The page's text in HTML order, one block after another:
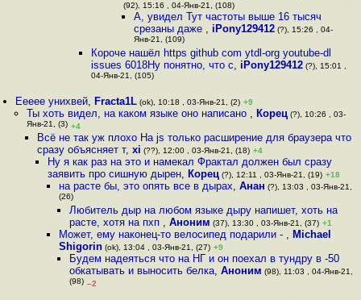
(92), 15:16 , 04-Янв-21, (108)
А, увидел Тут частоты выше 16 тысяч
срезаны даже , iPony129412(?), 15:26 , 04-
Янв-21, (109)
Короче нашёл https github com ytdl-org youtube-dl
issues 6018Ну понятно, что с, iPony129412(?), 15:01 ,
04-Янв-21, (105)
Еееее унихвей, Fracta1L (ok), 10:18 , 03-Янв-21, (2) +9
Ты хоть видел, на каком языке оно написано , Корец(?), 10:26 , 03-
Янв-21, (3) +4
Всё не так уж плохо На js только расширение для браузера что
сразу объясняет т, xi (??), 12:00 , 03-Янв-21, (18) +4
Ну я как раз на это и намекал Фрактал должен был сразу
заявить про сишную дырен, Корец (?), 12:11 , 03-Янв-21, (19) +18
на расте бы, это опять все в дырах, Анан (?), 13:03 , 03-Янв-21,
(26)
Любитель дыр на любом языке дыру напишет, хоть на
расте, хотя на пхп , Аноним (37), 13:30 , 03-Янв-21, (37) +1
Может, ему наконец-то велосипед подарили - , Michael
Shigorin(ok), 13:04 , 03-Янв-21, (27) +9
Будем надеяться что на НГ и он поехал в тундру в -50
обкатывать и выносить белка, Аноним (98), 11:03 , 04-Янв-21,
(98) –2